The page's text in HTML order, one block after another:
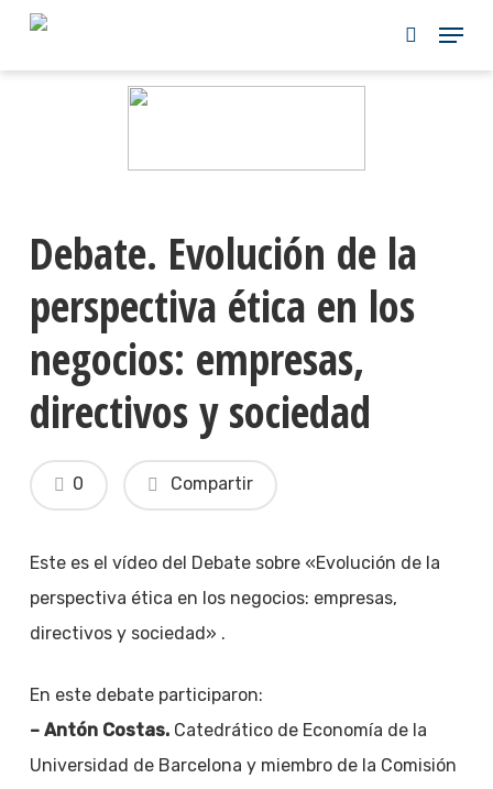
Skip
Debate. Evolución de la
perspectiva ética en los
negocios: empresas,
directivos y sociedad
Compartir
0
Este es el vídeo del Debate sobre «Evolución de la
perspectiva ética en los negocios: empresas,
directivos y sociedad» .
En este debate participaron:
– Antón Costas.Catedrático de Economía de la
Universidad de Barcelona y miembro de la Comisión